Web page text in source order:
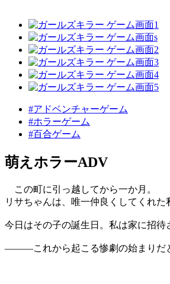
#アドベンチャーゲーム
#ホラーゲーム
#百合ゲーム
萌えホラーADV
この町に引っ越してから一か月。
リサちゃんは、唯一仲良くしてくれた
今日はその子の誕生日。私は家に招待
―――これから起こる惨劇の始まりだ